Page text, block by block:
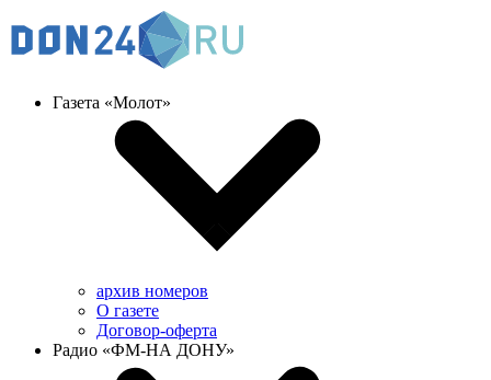
Газета «Молот»
архив номеров
О газете
Договор-оферта
Радио «ФМ-НА ДОНУ»